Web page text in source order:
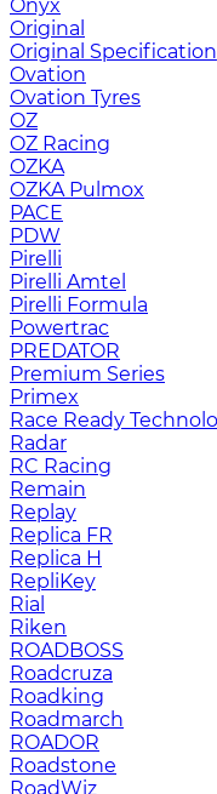
Onyx
Original
Original Specification
Ovation
Ovation Tyres
OZ
OZ Racing
OZKA
OZKA Pulmox
PACE
PDW
Pirelli
Pirelli Amtel
Pirelli Formula
Powertrac
PREDATOR
Premium Series
Primex
Race Ready
Radar
RC Racing
Remain
Replay
Replica FR
Replica H
RepliKey
Rial
Riken
ROADBOSS
Roadcruza
Roadking
Roadmarch
ROADOR
Roadstone
RoadWiz